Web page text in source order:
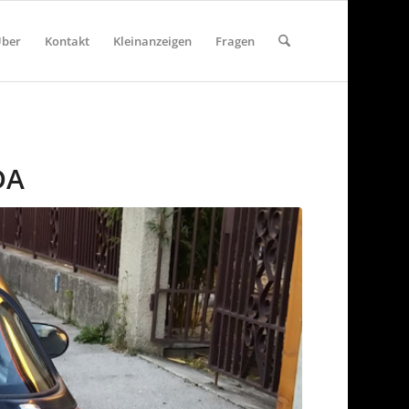
Kontakt Kleinanzeigen Fragen